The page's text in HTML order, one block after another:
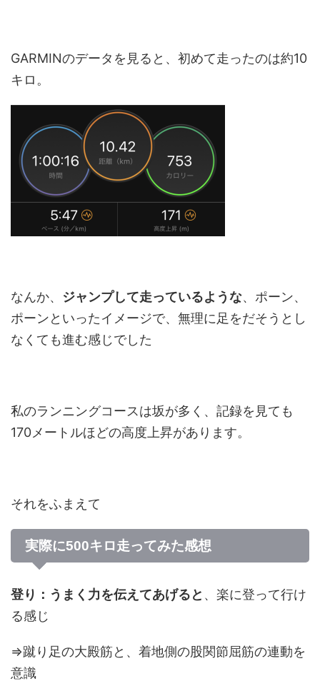
GARMINのデータを見ると、初めて走ったのは約10
キロ。
なんか、 ジャンプして走っているような、ポーン、
ポーンといったイメージで、無理に足をだそうとし
なくても進む感じでした
私のランニングコースは坂が多く、記録を見ても
170メートルほどの高度上昇があります。
それをふまえて
実際に500キロ走ってみた感想
登り：うまく力を伝えてあげると 、楽に登って行け
る感じ
⇒蹴り足の大殿筋と、着地側の股関節屈筋の連動を
意識